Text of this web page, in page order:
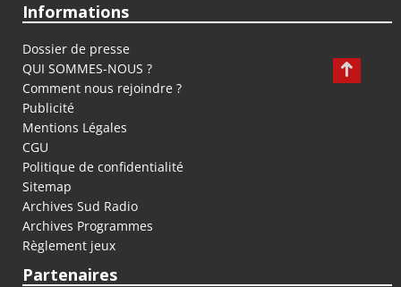
Informations
Dossier de presse
QUI SOMMES-NOUS ?
Comment nous rejoindre ?
Publicité
Mentions Légales
CGU
Politique de confidentialité
Sitemap
Archives Sud Radio
Archives Programmes
Règlement jeux
Partenaires